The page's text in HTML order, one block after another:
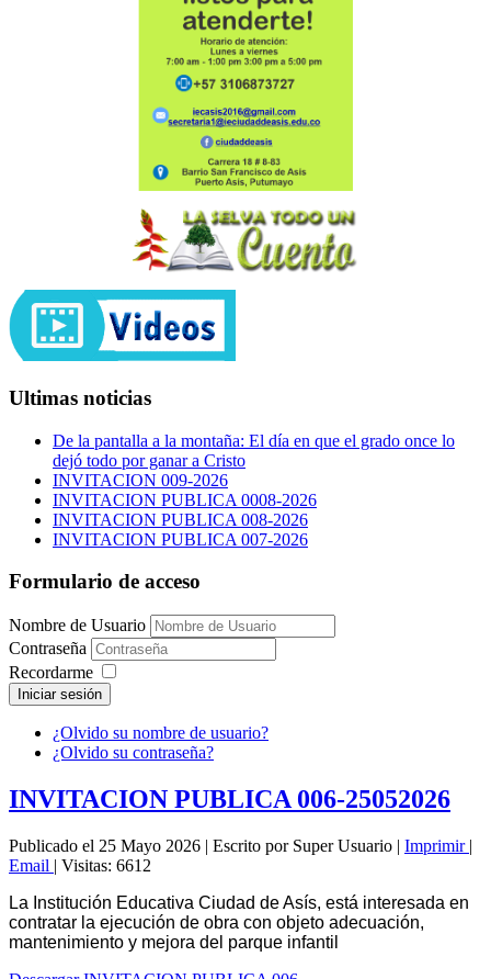
Ultimas noticias
De la pantalla a la montaña: El día en que el grado once lo
dejó todo por ganar a Cristo
INVITACION 009-2026
INVITACION PUBLICA 0008-2026
INVITACION PUBLICA 008-2026
INVITACION PUBLICA 007-2026
Formulario de acceso
Nombre de Usuario
Contraseña
Recordarme
Iniciar sesión
¿Olvido su nombre de usuario?
¿Olvido su contraseña?
INVITACION PUBLICA 006-25052026
Publicado el 25 Mayo 2026 | Escrito por Super Usuario | Imprimir |
Email | Visitas: 6612
La Institución Educativa Ciudad de Asís, está interesada en
contratar la ejecución de obra con objeto adecuación,
mantenimiento y mejora del parque infantil